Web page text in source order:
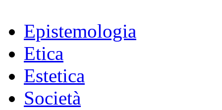
Epistemologia
Etica
Estetica
Società